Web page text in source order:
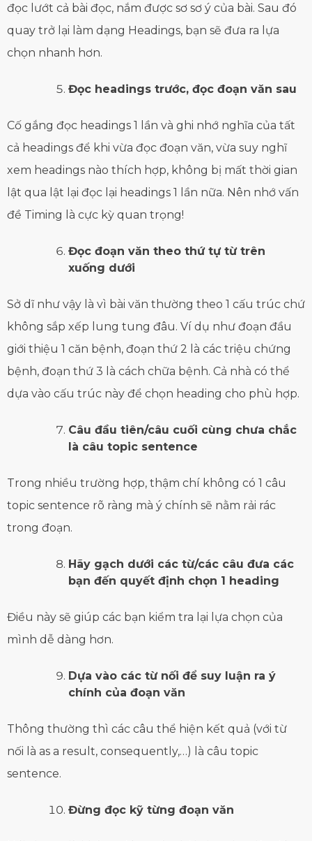
đọc lướt cả bài đọc, nắm được sơ sơ ý của bài. Sau đó
quay trở lại làm dạng Headings, bạn sẽ đưa ra lựa
chọn nhanh hơn.
Đọc headings trước, đọc đoạn văn sau
Cố gắng đọc headings 1 lần và ghi nhớ nghĩa của tất
cả headings để khi vừa đọc đoạn văn, vừa suy nghĩ
xem headings nào thích hợp, không bị mất thời gian
lật qua lật lại đọc lại headings 1 lần nữa. Nên nhớ vấn
đề Timing là cực kỳ quan trọng!
Đọc đoạn văn theo thứ tự từ trên
xuống dưới
Sở dĩ như vậy là vì bài văn thường theo 1 cấu trúc chứ
không sắp xếp lung tung đâu. Ví dụ như đoạn đầu
giới thiệu 1 căn bệnh, đoạn thứ 2 là các triệu chứng
bệnh, đoạn thứ 3 là cách chữa bệnh. Cả nhà có thể
dựa vào cấu trúc này để chọn heading cho phù hợp.
Câu đầu tiên/câu cuối cùng chưa chắc
là câu topic sentence
Trong nhiều trường hợp, thậm chí không có 1 câu
topic sentence rõ ràng mà ý chính sẽ nằm rải rác
trong đoạn.
Hãy gạch dưới các từ/các câu đưa các
bạn đến quyết định chọn 1 heading
Điều này sẽ giúp các bạn kiểm tra lại lựa chọn của
mình dễ dàng hơn.
Dựa vào các từ nối để suy luận ra ý
chính của đoạn văn
Thông thường thì các câu thể hiện kết quả (với từ
nối là as a result, consequently,…) là câu topic
sentence.
Đừng đọc kỹ từng đoạn văn